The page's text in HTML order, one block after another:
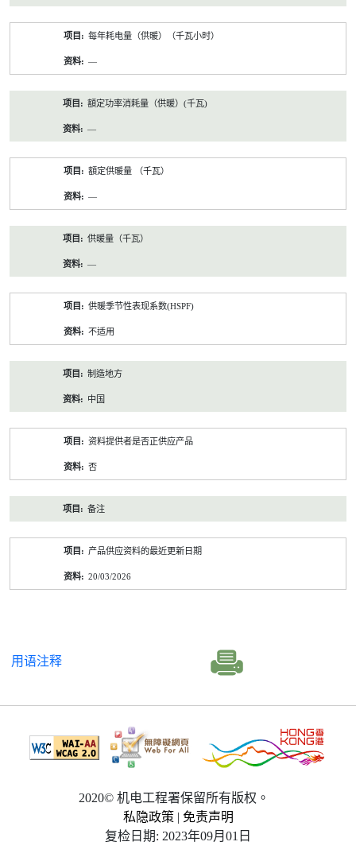
每年耗电量（供暖）（千瓦小时）
—
額定功率消耗量（供暖）(千瓦)
—
額定供暖量 （千瓦）
—
供暖量（千瓦）
—
供暖季节性表现系数(HSPF)
不适用
制造地方
中国
资料提供者是否正供应产品
否
备注
产品供应资料的最近更新日期
20/03/2026
用语注释
2020© 机电工程署保留所有版权。
私隐政策 | 免责声明
复检日期: 2023年09月01日